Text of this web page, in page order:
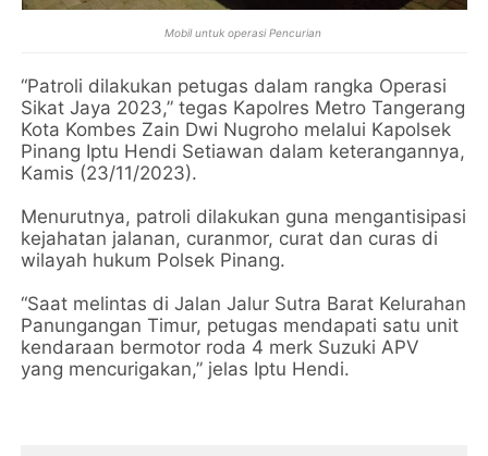
Mobil untuk operasi Pencurian
“Patroli dilakukan petugas dalam rangka Operasi
Sikat Jaya 2023,” tegas Kapolres Metro Tangerang
Kota Kombes Zain Dwi Nugroho melalui Kapolsek
Pinang Iptu Hendi Setiawan dalam keterangannya,
Kamis (23/11/2023).
Menurutnya, patroli dilakukan guna mengantisipasi
kejahatan jalanan, curanmor, curat dan curas di
wilayah hukum Polsek Pinang.
“Saat melintas di Jalan Jalur Sutra Barat Kelurahan
Panungangan Timur, petugas mendapati satu unit
kendaraan bermotor roda 4 merk Suzuki APV
yang mencurigakan,” jelas Iptu Hendi.